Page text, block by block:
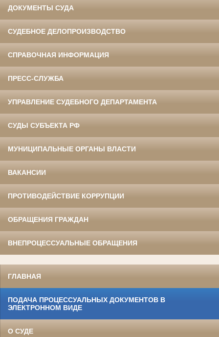
ДОКУМЕНТЫ СУДА
СУДЕБНОЕ ДЕЛОПРОИЗВОДСТВО
СПРАВОЧНАЯ ИНФОРМАЦИЯ
ПРЕСС-СЛУЖБА
УПРАВЛЕНИЕ СУДЕБНОГО ДЕПАРТАМЕНТА
СУДЫ СУБЪЕКТА РФ
МУНИЦИПАЛЬНЫЕ ОРГАНЫ ВЛАСТИ
ВАКАНСИИ
ПРОТИВОДЕЙСТВИЕ КОРРУПЦИИ
ОБРАЩЕНИЯ ГРАЖДАН
ВНЕПРОЦЕССУАЛЬНЫЕ ОБРАЩЕНИЯ
ГЛАВНАЯ
ПОДАЧА ПРОЦЕССУАЛЬНЫХ ДОКУМЕНТОВ В
ЭЛЕКТРОННОМ ВИДЕ
О СУДЕ